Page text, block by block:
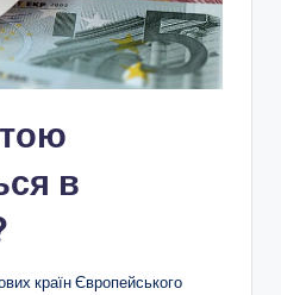
в
країн Європейського